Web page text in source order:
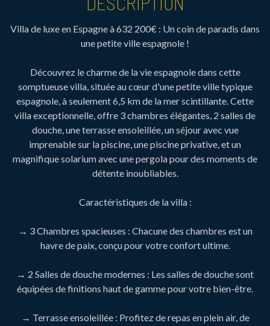
Villa de luxe en Espagne à 632 200€ : Un coin de paradis dans
une petite ville espagnole !
Découvrez le charme de la vie espagnole dans cette
somptueuse villa, située au cœur d'une petite ville typique
espagnole, à seulement 6,5 km de la mer scintillante. Cette
villa exceptionnelle, offre 3 chambres élégantes, 2 salles de
douche, une terrasse ensoleillée, un séjour avec vue
imprenable sur la piscine, une piscine privative, et un
magnifique solarium avec une pergola pour des moments de
détente inoubliables.
Caractéristiques de la villa :
→ 3 Chambres spacieuses : Chacune des chambres est un
havre de paix, conçu pour votre confort ultime.
→ 2 Salles de douche modernes : Les salles de douche sont
équipées de finitions haut de gamme pour votre bien-être.
→ Terrasse ensoleillée : Profitez de repas en plein air, de